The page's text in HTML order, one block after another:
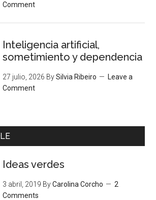
Comment
Inteligencia artificial,
sometimiento y dependencia
27 julio, 2026 BySilvia Ribeiro
Leave a
Comment
Ideas verdes
3 abril, 2019 ByCarolina Corcho
2
Comments